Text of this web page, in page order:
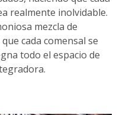
realmente inolvidable.
mezcla de
cada comensal se
todo el espacio de